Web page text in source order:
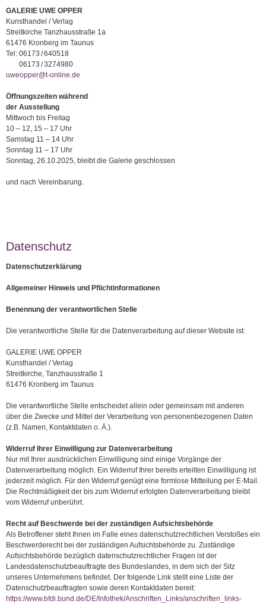
GALERIE UWE OPPER
Kunsthandel / Verlag
Streitkirche Tanzhausstraße 1a
61476 Kronberg im Taunus
Tel: 06173 / 640518
06173 / 3274980
uweopper@t-online.de
Öffnungszeiten während
der Ausstellung
Mittwoch bis Freitag
10 – 12, 15 – 17 Uhr
Samstag 11 – 14 Uhr
Sonntag 11 – 17 Uhr
Sonntag, 26.10.2025, bleibt die Galerie geschlossen
und nach Vereinbarung.
Datenschutz
Datenschutzerklärung
Allgemeiner Hinweis und Pflichtinformationen
Benennung der verantwortlichen Stelle
Die verantwortliche Stelle für die Datenverarbeitung auf dieser Website ist:
GALERIE UWE OPPER
Kunsthandel / Verlag
Streitkirche, Tanzhausstraße 1
61476 Kronberg im Taunus
Die verantwortliche Stelle entscheidet allein oder gemeinsam mit anderen
über die Zwecke und Mittel der Verarbeitung von personenbezogenen Daten
(z.B. Namen, Kontaktdaten o. Ä.).
Widerruf Ihrer Einwilligung zur Datenverarbeitung
Nur mit Ihrer ausdrücklichen Einwilligung sind einige Vorgänge der
Datenverarbeitung möglich. Ein Widerruf Ihrer bereits erteilten Einwilligung ist
jederzeit möglich. Für den Widerruf genügt eine formlose Mitteilung per E-Mail.
Die Rechtmäßigkeit der bis zum Widerruf erfolgten Datenverarbeitung bleibt
vom Widerruf unberührt.
Recht auf Beschwerde bei der zuständigen Aufsichtsbehörde
Als Betroffener steht Ihnen im Falle eines datenschutzrechtlichen Verstoßes ein
Beschwerderecht bei der zuständigen Aufsichtsbehörde zu. Zuständige
Aufsichtsbehörde bezüglich datenschutzrechtlicher Fragen ist der
Landesdatenschutzbeauftragte des Bundeslandes, in dem sich der Sitz
unseres Unternehmens befindet. Der folgende Link stellt eine Liste der
Datenschutzbeauftragten sowie deren Kontaktdaten bereit:
https://www.bfdi.bund.de/DE/Infothek/Anschriften_Links/anschriften_links-